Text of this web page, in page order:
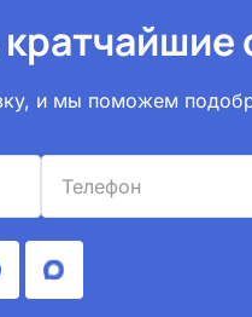
и мы поможем